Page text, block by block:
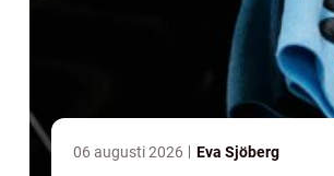
06 augusti 2026 Eva Sjöberg